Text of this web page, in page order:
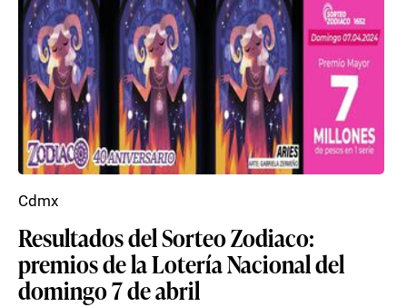
Resultados del Sorteo Zodiaco:
premios de la Lotería Nacional del
domingo 7 de abril
Cdmx